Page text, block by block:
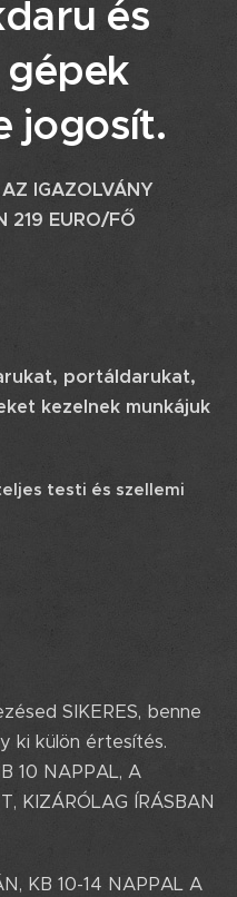
és
jogosít.
IGAZOLVÁNY
219 EURO/FŐ
portáldarukat,
kezelnek munkájuk
testi és szellemi
SIKERES, benne
ki külön értesítés.
10 NAPPAL, A
KIZÁRÓLAG ÍRÁSBAN
KB 10-14 NAPPAL A